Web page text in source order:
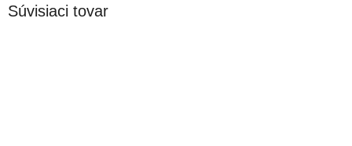
Súvisiaci tovar